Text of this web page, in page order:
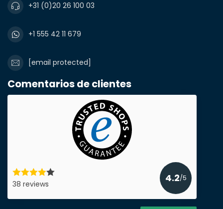
+31 (0)20 26 100 03
+1 555 42 11 679
[email protected]
Comentarios de clientes
38 reviews
4.2/5